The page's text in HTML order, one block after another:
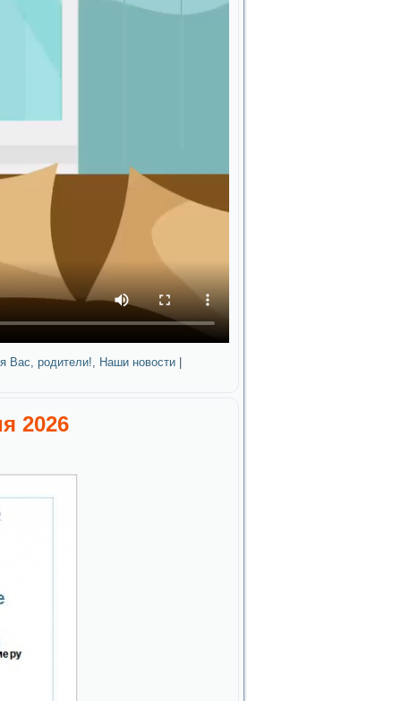
Вас, родители! Наши новости
2026